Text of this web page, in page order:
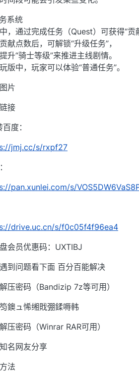
系统
，通过完成任务（Quest）可获得“贡
献点数后，可解锁“升级任务”，
升“骑士等级”来推进主线剧情。
版中，玩家可以体验“普通任务”。
片
接
度：
jmj.cc/s/rxpf27
pan.xunlei.com/s/
drive.uc.cn/s/f0c05f4f96ea4
会员优惠码：UXTIBJ
到问题看下面 百分百能解决
压密码（Bandizip 7z等可用）
鐭ュ悕缃戝弸鍒嗕韩
压密码（Winrar RAR可用）
名网友分享
法